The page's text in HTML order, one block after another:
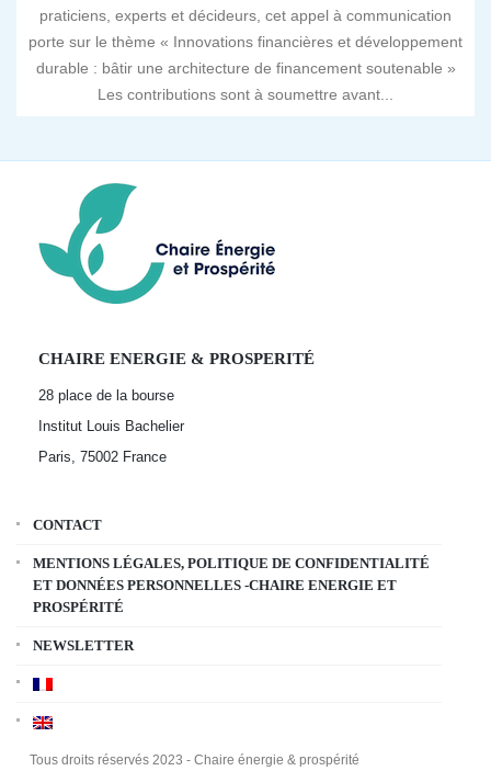
praticiens, experts et décideurs, cet appel à communication
porte sur le thème « Innovations financières et développement
durable : bâtir une architecture de financement soutenable »
Les contributions sont à soumettre avant...
CHAIRE ENERGIE & PROSPERITÉ
28 place de la bourse
Institut Louis Bachelier
Paris, 75002 France
CONTACT
MENTIONS LÉGALES, POLITIQUE DE CONFIDENTIALITÉ
ET DONNÉES PERSONNELLES -CHAIRE ENERGIE ET
PROSPÉRITÉ
NEWSLETTER
Tous droits réservés 2023 - Chaire énergie & prospérité